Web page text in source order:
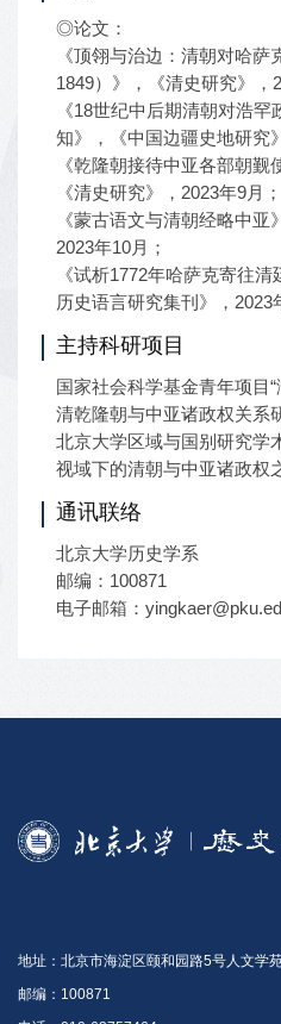
◎论文：
《顶翎与治边：清朝对哈萨
1849）》，《清史研究》，
《18世纪中后期清朝对浩
知》，《中国边疆史地研究
《乾隆朝接待中亚各部朝觐
《清史研究》，2023年9月；
《蒙古语文与清朝经略中亚
2023年10月；
《试析1772年哈萨克寄往
历史语言研究集刊》，2023
主持科研项目
国家社会科学基金青年项目
清乾隆朝与中亚诸政权关系
北京大学区域与国别研究学
视域下的清朝与中亚诸政权
通讯联络
北京大学历史学系
邮编：100871
电子邮箱：
地址：北京市海淀区颐和园路5号人文学
邮编：100871